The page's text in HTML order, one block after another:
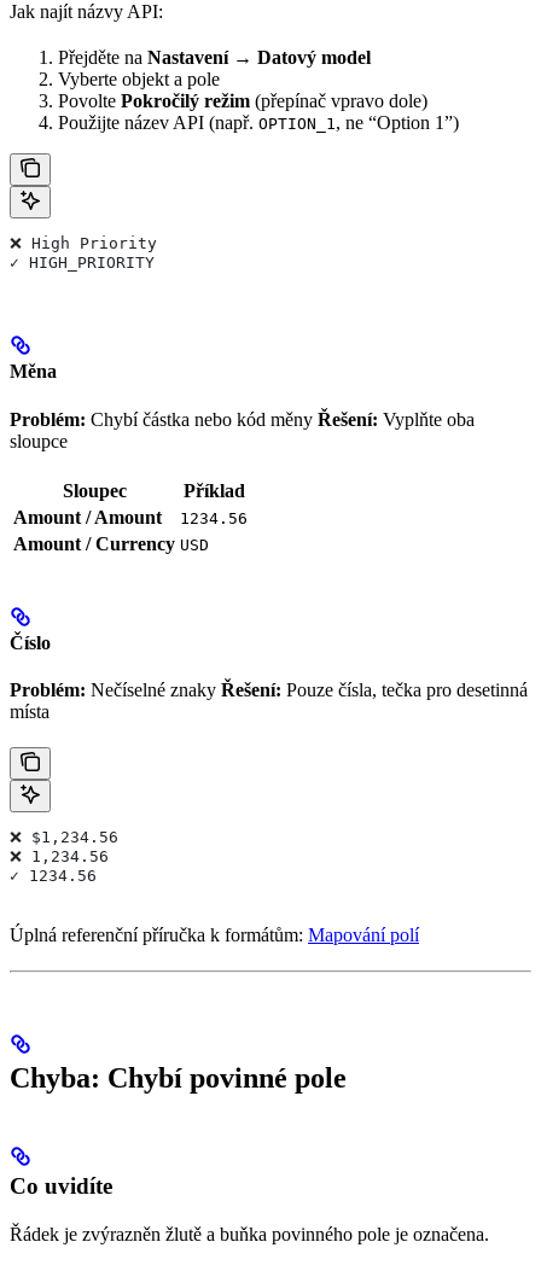
Jak najít názvy API:
Přejděte na Nastavení → Datový model
Vyberte objekt a pole
Povolte Pokročilý režim (přepínač vpravo dole)
Použijte název API (např. OPTION_1, ne “Option 1”)
❌ High Priority
✓ HIGH_PRIORITY
Měna
Problém: Chybí částka nebo kód měny Řešení: Vyplňte oba
sloupce
Sloupec
Příklad
Amount / Amount
1234.56
Amount / Currency USD
Číslo
Problém: Nečíselné znaky Řešení: Pouze čísla, tečka pro desetinná
místa
❌ $1,234.56
❌ 1,234.56
✓ 1234.56
Úplná referenční příručka k formátům: Mapování polí
Chyba: Chybí povinné pole
Co uvidíte
Řádek je zvýrazněn žlutě a buňka povinného pole je označena.